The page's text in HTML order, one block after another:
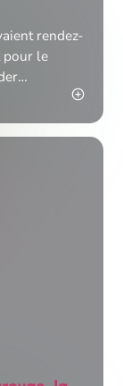
rendez-
pour le